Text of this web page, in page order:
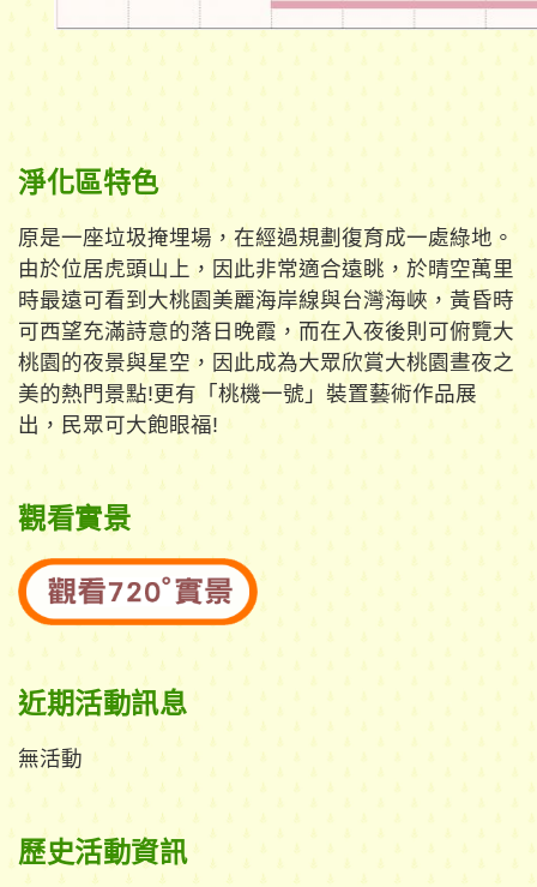
淨化區特色
原是一座垃圾掩埋場，在經過規劃復育成一處綠地。
由於位居虎頭山上，因此非常適合遠眺，於晴空萬里
時最遠可看到大桃園美麗海岸線與台灣海峽，黃昏時
可西望充滿詩意的落日晚霞，而在入夜後則可俯覽大
桃園的夜景與星空，因此成為大眾欣賞大桃園晝夜之
美的熱門景點!更有「桃機一號」裝置藝術作品展
出，民眾可大飽眼福!
觀看實景
近期活動訊息
無活動
歷史活動資訊